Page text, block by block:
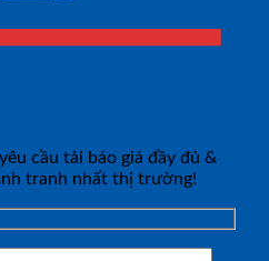
cầu tải báo giá đầy đủ &
tranh nhất thị trường!